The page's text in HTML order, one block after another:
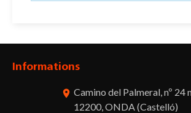
Informations
room Camino del Palmeral, nº 24
12200, ONDA (Castelló)